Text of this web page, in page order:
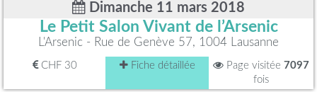
Dimanche 11 mars 2018
Le Petit Salon Vivant de l’Arsenic
L'Arsenic - Rue de Genève 57, 1004 Lausanne
CHF 30 Fiche détaillée Page visitée 7097
fois